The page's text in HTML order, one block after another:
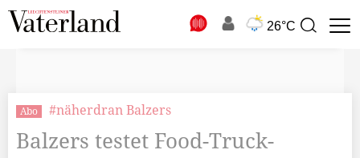
26°C
Suchbegriff
Abo #näherdran Balzers
Balzers testet Food-Truck-